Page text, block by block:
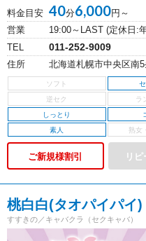
料金目安 40分6,000円～
営業
19:00～LAST (定休日:
TEL
011-252-9009
住所 北海道札幌市中央区南
しっとり
素人
ご新規様割引
桃白白(タオパイパイ)
すすきの／キャバクラ（セクキャバ）